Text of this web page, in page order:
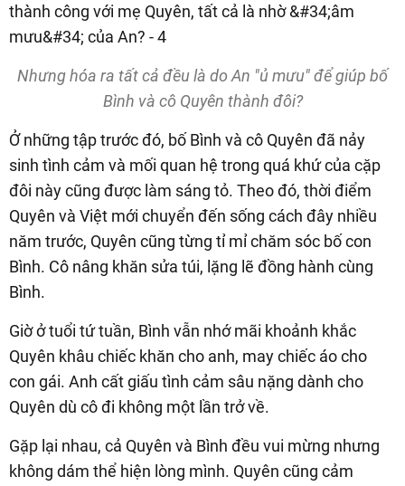
Nhưng hóa ra tất cả đều là do An "ủ mưu" để giúp bố
Bình và cô Quyên thành đôi?
Ở những tập trước đó, bố Bình và cô Quyên đã nảy
sinh tình cảm và mối quan hệ trong quá khứ của cặp
đôi này cũng được làm sáng tỏ. Theo đó, thời điểm
Quyên và Việt mới chuyển đến sống cách đây nhiều
năm trước, Quyên cũng từng tỉ mỉ chăm sóc bố con
Bình. Cô nâng khăn sửa túi, lặng lẽ đồng hành cùng
Bình.
Giờ ở tuổi tứ tuần, Bình vẫn nhớ mãi khoảnh khắc
Quyên khâu chiếc khăn cho anh, may chiếc áo cho
con gái. Anh cất giấu tình cảm sâu nặng dành cho
Quyên dù cô đi không một lần trở về.
Gặp lại nhau, cả Quyên và Bình đều vui mừng nhưng
không dám thể hiện lòng mình. Quyên cũng cảm